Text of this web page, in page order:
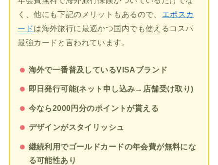
く、他にも下記のメリットもあるので、
エポスカ
ードは海外旅行に最適かつ国内でも使えるコスパ
最強カードと言われています。
海外で一番普及しているVISAブランド
即日発行可能(ネット申し込み→店舗受け取り)
今なら2000円分のポイントが貰える
デザインがスタイリッシュ
継続利用でゴールドカードの年会費が無料にな
る可能性あり